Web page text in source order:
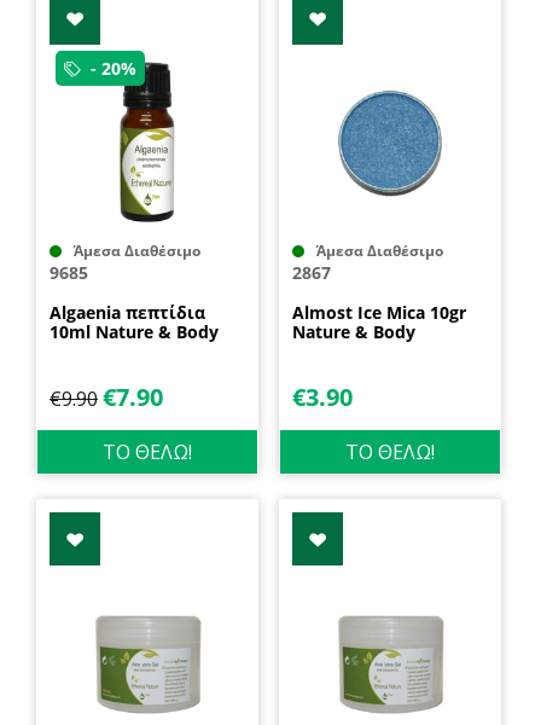
- 20%
Άμεσα Διαθέσιμο
9685
Algaenia πεπτίδια
10ml Nature & Body
€9.90€7.90
ΤΟ ΘΕΛΩ!
Άμεσα Διαθέσιμο
2867
Almost Ice Mica 10gr
Nature & Body
€3.90
ΤΟ ΘΕΛΩ!